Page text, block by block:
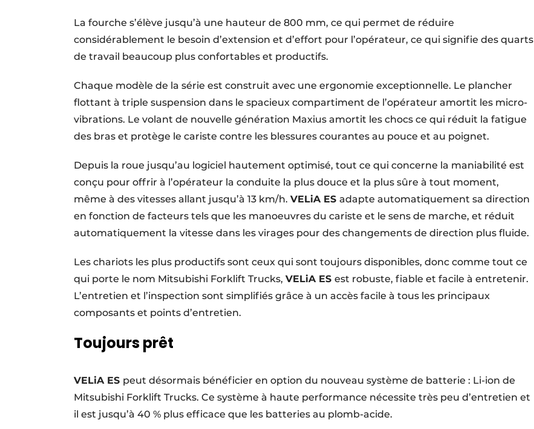
La fourche s’élève jusqu’à une hauteur de 800 mm, ce qui permet de réduire
considérablement le besoin d’extension et d’effort pour l’opérateur, ce qui signifie des quarts
de travail beaucoup plus confortables et productifs.
Chaque modèle de la série est construit avec une ergonomie exceptionnelle. Le plancher
flottant à triple suspension dans le spacieux compartiment de l’opérateur amortit les micro-
vibrations. Le volant de nouvelle génération Maxius amortit les chocs ce qui réduit la fatigue
des bras et protège le cariste contre les blessures courantes au pouce et au poignet.
Depuis la roue jusqu’au logiciel hautement optimisé, tout ce qui concerne la maniabilité est
conçu pour offrir à l’opérateur la conduite la plus douce et la plus sûre à tout moment,
même à des vitesses allant jusqu’à 13 km/h. VELiA ES adapte automatiquement sa direction
en fonction de facteurs tels que les manoeuvres du cariste et le sens de marche, et réduit
automatiquement la vitesse dans les virages pour des changements de direction plus fluide.
Les chariots les plus productifs sont ceux qui sont toujours disponibles, donc comme tout ce
qui porte le nom Mitsubishi Forklift Trucks, VELiA ES est robuste, fiable et facile à entretenir.
L’entretien et l’inspection sont simplifiés grâce à un accès facile à tous les principaux
composants et points d’entretien.
Toujours prêt
VELiA ES peut désormais bénéficier en option du nouveau système de batterie : Li-ion de
Mitsubishi Forklift Trucks. Ce système à haute performance nécessite très peu d’entretien et
il est jusqu’à 40 % plus efficace que les batteries au plomb-acide.